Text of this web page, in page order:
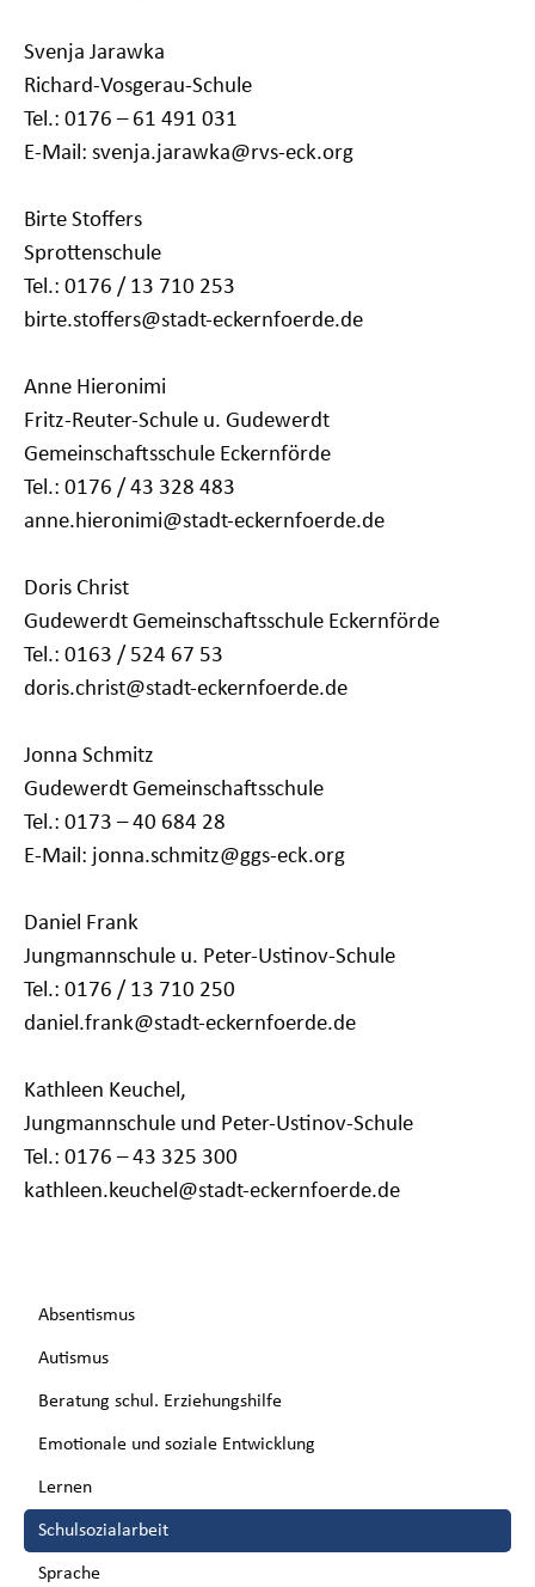
Svenja Jarawka
Richard-Vosgerau-Schule
Tel.: 0176 – 61 491 031
E-Mail: svenja.jarawka@rvs-eck.org
Birte Stoffers
Sprottenschule
Tel.: 0176 / 13 710 253
birte.stoffers@stadt-eckernfoerde.de
Anne Hieronimi
Fritz-Reuter-Schule u. Gudewerdt
Gemeinschaftsschule Eckernförde
Tel.: 0176 / 43 328 483
anne.hieronimi@stadt-eckernfoerde.de
Doris Christ
Gudewerdt Gemeinschaftsschule Eckernförde
Tel.: 0163 / 524 67 53
doris.christ@stadt-eckernfoerde.de
Jonna Schmitz
Gudewerdt Gemeinschaftsschule
Tel.: 0173 – 40 684 28
E-Mail: jonna.schmitz@ggs-eck.org
Daniel Frank
Jungmannschule u. Peter-Ustinov-Schule
Tel.: 0176 / 13 710 250
daniel.frank@stadt-eckernfoerde.de
Kathleen Keuchel,
Jungmannschule und Peter-Ustinov-Schule
Tel.: 0176 – 43 325 300
kathleen.keuchel@stadt-eckernfoerde.de
überspringen
Absentismus
Autismus
Beratung schul. Erziehungshilfe
Emotionale und soziale Entwicklung
Lernen
Schulsozialarbeit
Sprache